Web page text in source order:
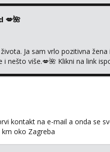
💋🌺
Ja sam vrlo pozitivna žena
nešto više.💋🌺 Klikni na link
kontakt na e-mail a onda se
oko Zagreba